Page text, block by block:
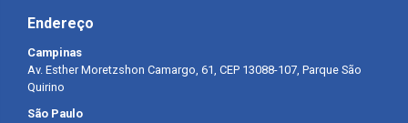
Endereço
Campinas
Av. Esther Moretzshon Camargo, 61, CEP 13088-107, Parque São
Quirino
São Paulo